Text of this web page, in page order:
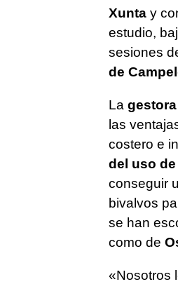
Xuntay
estudio,
sesiones
de
La
las
costero e
del uso
conseguir
bivalvos
se han
como de
«Nosotros